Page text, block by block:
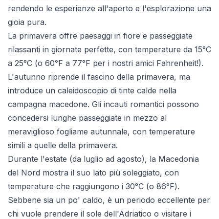
rendendo le esperienze all'aperto e l'esplorazione una
gioia pura.
La primavera offre paesaggi in fiore e passeggiate
rilassanti in giornate perfette, con temperature da 15°C
a 25°C (o 60°F a 77°F per i nostri amici Fahrenheit!).
L'autunno riprende il fascino della primavera, ma
introduce un caleidoscopio di tinte calde nella
campagna macedone. Gli incauti romantici possono
concedersi lunghe passeggiate in mezzo al
meraviglioso fogliame autunnale, con temperature
simili a quelle della primavera.
Durante l'estate (da luglio ad agosto), la Macedonia
del Nord mostra il suo lato più soleggiato, con
temperature che raggiungono i 30°C (o 86°F).
Sebbene sia un po' caldo, è un periodo eccellente per
chi vuole prendere il sole dell'Adriatico o visitare i